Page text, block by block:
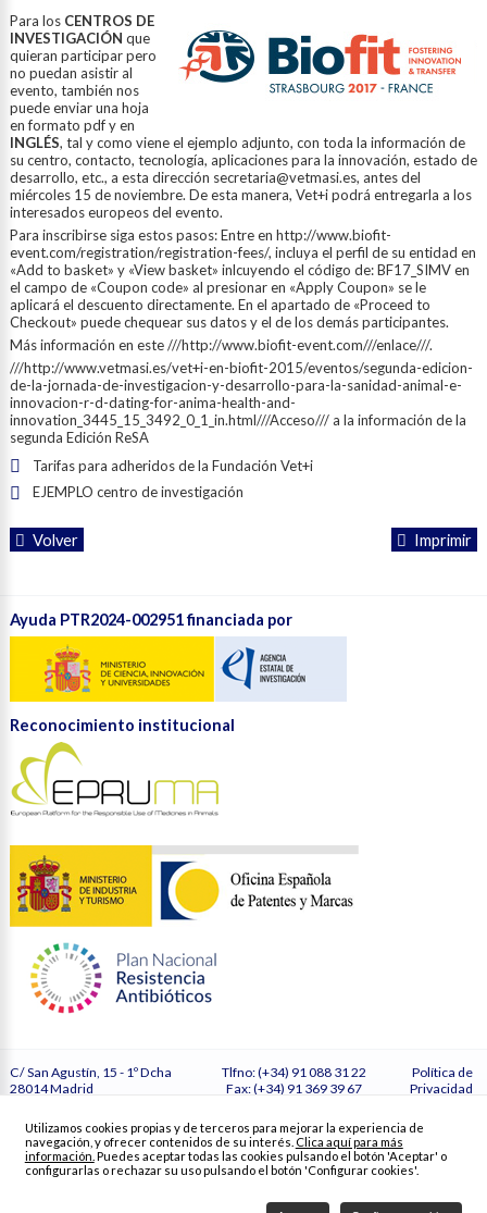
Para los CENTROS DE
INVESTIGACIÓN que
quieran participar pero
no puedan asistir al
evento, también nos
puede enviar una hoja
en formato pdf y en
INGLÉS, tal y como viene el ejemplo adjunto, con toda la información de
su centro, contacto, tecnología, aplicaciones para la innovación, estado de
desarrollo, etc., a esta dirección secretaria@vetmasi.es, antes del
miércoles 15 de noviembre. De esta manera, Vet+i podrá entregarla a los
interesados europeos del evento.
Para inscribirse siga estos pasos: Entre en http://www.biofit-
event.com/registration/registration-fees/, incluya el perfil de su entidad en
«Add to basket» y «View basket» inlcuyendo el código de: BF17_SIMV en
el campo de «Coupon code» al presionar en «Apply Coupon» se le
aplicará el descuento directamente. En el apartado de «Proceed to
Checkout» puede chequear sus datos y el de los demás participantes.
Más información en este ///http://www.biofit-event.com///enlace///.
///http://www.vetmasi.es/vet+i-en-biofit-2015/eventos/segunda-edicion-
de-la-jornada-de-investigacion-y-desarrollo-para-la-sanidad-animal-e-
innovacion-r-d-dating-for-anima-health-and-
innovation_3445_15_3492_0_1_in.html///Acceso/// a la información de la
segunda Edición ReSA
Tarifas para adheridos de la Fundación Vet+i
EJEMPLO centro de investigación
Volver Imprimir
Ayuda PTR2024-002951 financiada por
Reconocimiento institucional
C/ San Agustín, 15 - 1º Dcha
28014 Madrid
Tlfno: (+34) 91 088 31 22
Fax: (+34) 91 369 39 67
Política de
Privacidad
Configurar
Créditos
Utilizamos cookies propias y de terceros para mejorar la experiencia de
navegación, y ofrecer contenidos de su interés. Clica aquí para más
información. Puedes aceptar todas las cookies pulsando el botón 'Aceptar' o
configurarlas o rechazar su uso pulsando el botón 'Configurar cookies'.